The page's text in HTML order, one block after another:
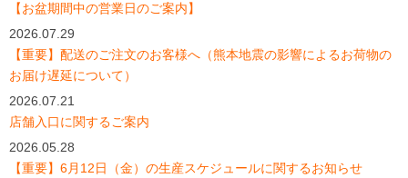
【お盆期間中の営業日のご案内】
2026.07.29
【重要】配送のご注文のお客様へ（熊本地震の影響によるお荷物の
お届け遅延について）
2026.07.21
店舗入口に関するご案内
2026.05.28
【重要】6月12日（金）の生産スケジュールに関するお知らせ